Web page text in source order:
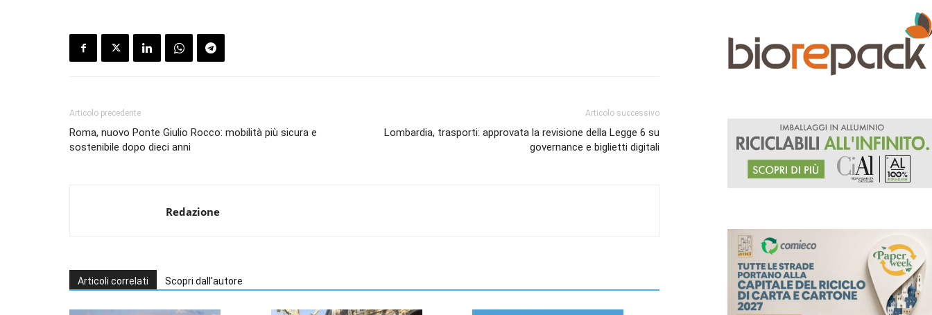
Articolo precedente
Roma, nuovo Ponte Giulio Rocco: mobilità più sicura e
sostenibile dopo dieci anni
Articolo successivo
Lombardia, trasporti: approvata la revisione della Legge 6 su
governance e biglietti digitali
Redazione
Articoli correlati Scopri dall'autore